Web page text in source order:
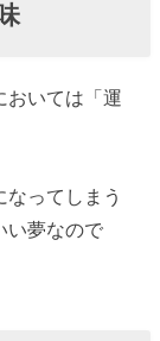
おいては「運
ってしまう
い夢なので